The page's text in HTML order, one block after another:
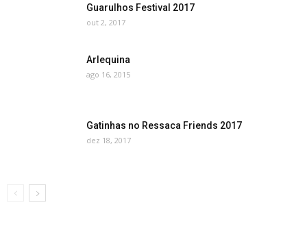
Guarulhos Festival 2017
out 2, 2017
Arlequina
ago 16, 2015
Gatinhas no Ressaca Friends 2017
dez 18, 2017